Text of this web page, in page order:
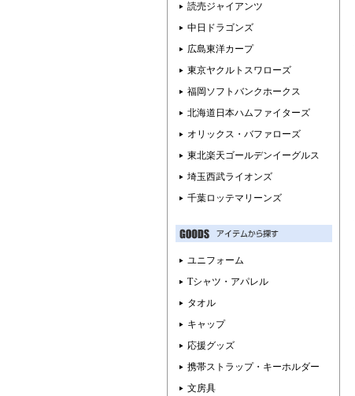
読売ジャイアンツ
中日ドラゴンズ
広島東洋カープ
東京ヤクルトスワローズ
福岡ソフトバンクホークス
北海道日本ハムファイターズ
オリックス・バファローズ
東北楽天ゴールデンイーグルス
埼玉西武ライオンズ
千葉ロッテマリーンズ
ユニフォーム
Tシャツ・アパレル
タオル
キャップ
応援グッズ
携帯ストラップ・キーホルダー
文房具